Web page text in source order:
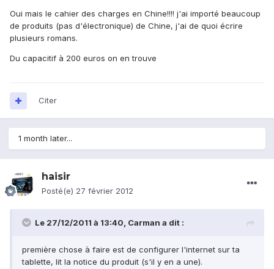
Oui mais le cahier des charges en Chine!!!! j'ai importé beaucoup
de produits (pas d'électronique) de Chine, j'ai de quoi écrire
plusieurs romans.
Du capacitif à 200 euros on en trouve
Citer
1 month later...
haisir
Posté(e) 27 février 2012
Le 27/12/2011 à 13:40, Carman a dit :
première chose à faire est de configurer l'internet sur ta
tablette, lit la notice du produit (s'il y en a une).